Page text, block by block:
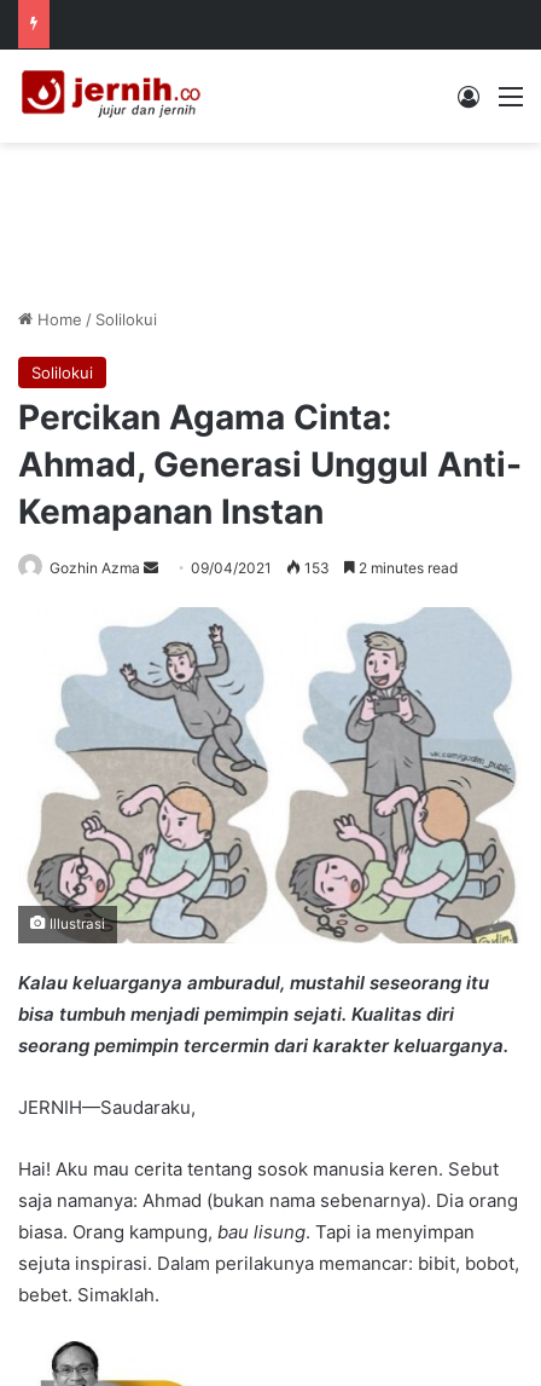
Log In
Home / Solilokui
Solilokui
Percikan Agama Cinta:
Ahmad, Generasi Unggul Anti-
Kemapanan Instan
Gozhin Azma
Send
email
09/04/2021 153 2 minutes read
Illustrasi
Kalau keluarganya amburadul, mustahil seseorang itu
bisa tumbuh menjadi pemimpin sejati. Kualitas diri
seorang pemimpin tercermin dari karakter keluarganya.
JERNIH—Saudaraku,
Hai! Aku mau cerita tentang sosok manusia keren. Sebut
saja namanya: Ahmad (bukan nama sebenarnya). Dia orang
biasa. Orang kampung, bau lisung. Tapi ia menyimpan
sejuta inspirasi. Dalam perilakunya memancar: bibit, bobot,
bebet. Simaklah.